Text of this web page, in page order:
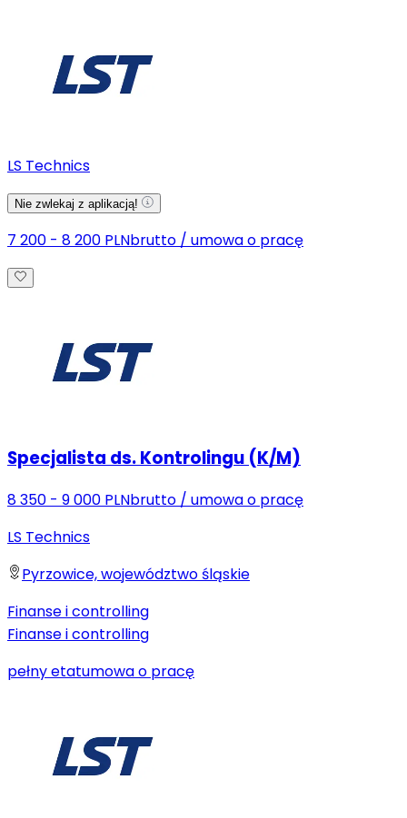
LS Technics
Nie zwlekaj z aplikacją!
7 200 - 8 200 PLNbrutto / umowa o pracę
Specjalista ds. Kontrolingu (K/M)
8 350 - 9 000 PLNbrutto / umowa o pracę
LS Technics
Pyrzowice, województwo śląskie
Finanse i controlling
Finanse i controlling
pełny etatumowa o pracę